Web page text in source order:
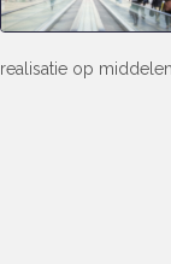
realisatie op